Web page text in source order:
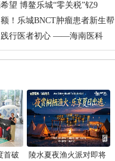
望 博鳌乐城“零关税”钇9
！乐城BNCT肿瘤患者新生帮
践行医者初心 ——海南医科
首破
陵水夏夜渔火派对即将